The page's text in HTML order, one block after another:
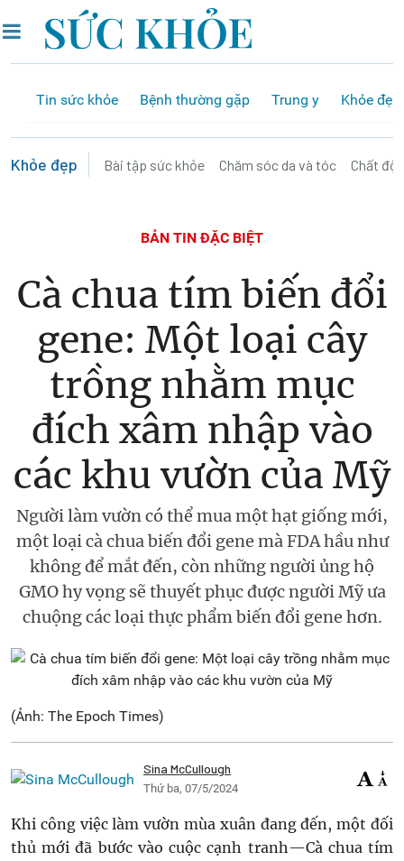
Tin sức khỏe Bệnh thường gặp Trung y Khỏe đẹp
Khỏe đẹp Bài tập sức khỏe Chăm sóc da và tóc Chất độc
BẢN TIN ĐẶC BIỆT
Cà chua tím biến đổi
gene: Một loại cây
trồng nhằm mục
đích xâm nhập vào
các khu vườn của Mỹ
Người làm vườn có thể mua một hạt giống mới,
một loại cà chua biến đổi gene mà FDA hầu như
không để mắt đến, còn những người ủng hộ
GMO hy vọng sẽ thuyết phục được người Mỹ ưa
chuộng các loại thực phẩm biến đổi gene hơn.
(Ảnh: The Epoch Times)
Sina McCullough
Thứ ba, 07/5/2024
Khi công việc làm vườn mùa xuân đang đến, một đối
thủ mới đã bước vào cuộc cạnh tranh—Cà chua tím